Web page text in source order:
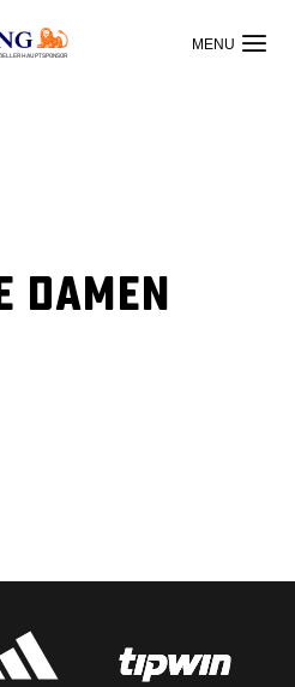
HAUPTSPONSOR
Damen